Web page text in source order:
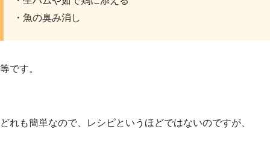
・魚の臭み消し
等です。
どれも簡単なので、レシピというほどではないのですが、